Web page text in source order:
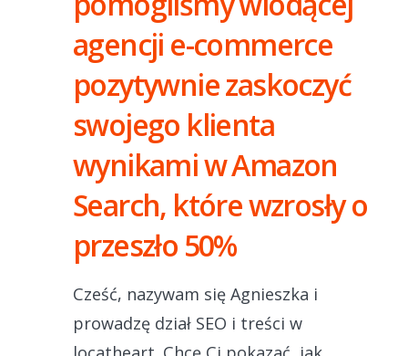
agencji e-commerce
pozytywnie zaskoczyć
swojego klienta
wynikami w Amazon
Search, które wzrosły o
przeszło 50%
Cześć, nazywam się Agnieszka i
prowadzę dział SEO i treści w